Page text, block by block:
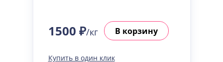
1500 ₽/кг В корзину
Купить в один клик